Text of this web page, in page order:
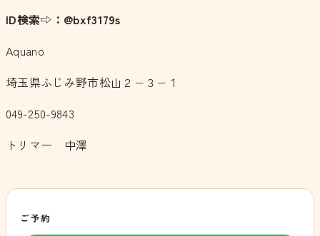
ID検索⇨：@bxf3179s
Aquano
埼玉県ふじみ野市松山２−３−１
049-250-9843
トリマー 中澤
ご予約